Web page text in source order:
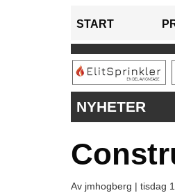
START
NYHETER
Av jmhogberg | tisdag